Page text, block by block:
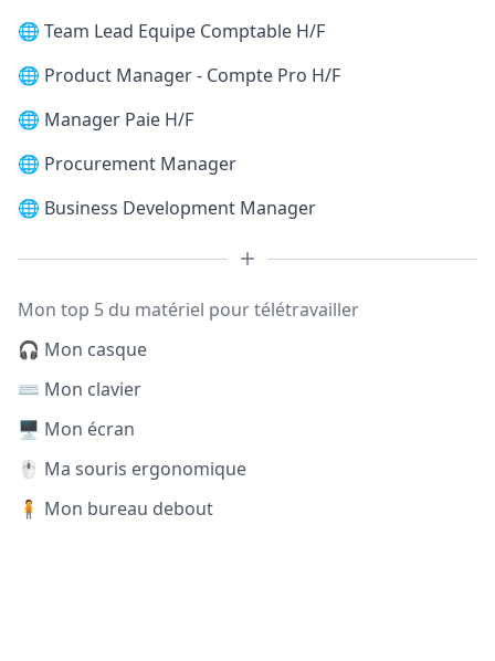
🌐 Team Lead Equipe Comptable H/F
🌐 Product Manager - Compte Pro H/F
🌐 Manager Paie H/F
🌐 Procurement Manager
🌐 Business Development Manager
Mon top 5 du matériel pour télétravailler
🎧 Mon casque
⌨️ Mon clavier
🖥️ Mon écran
🖱️ Ma souris ergonomique
🧍 Mon bureau debout